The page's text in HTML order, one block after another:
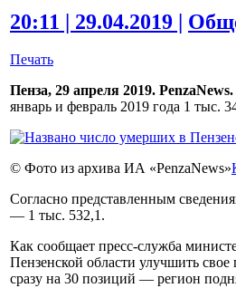
20:11 | 29.04.2019 |
Печать
Пенза, 29 апреля 2019. PenzaNews.
январь и февраль 2019 года 1 тыс.
© Фото из архива ИА «PenzaNews»
Согласно представленным
— 1 тыс. 532,1.
Как сообщает пресс-служба
Пензенской области улучшить
сразу на 30 позиций — регион